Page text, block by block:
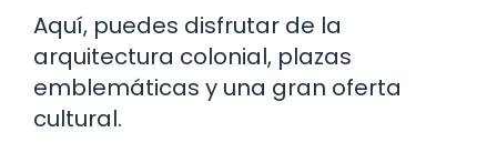
Aquí, puedes disfrutar de la
arquitectura colonial, plazas
emblemáticas y una gran oferta
cultural.